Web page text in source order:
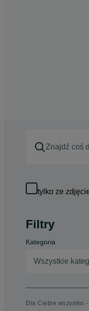
tylko ze
Filtry
Kategoria
Wszystkie
Dla Ciebie wszystko